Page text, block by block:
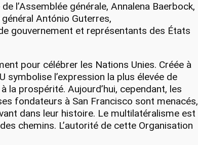
l’Assemblée générale, Annalena Baerbock,
António Guterres,
gouvernement et représentants des États
pour célébrer les Nations Unies. Créée à
symbolise l’expression la plus élevée de
la prospérité. Aujourd’hui, cependant, les
fondateurs à San Francisco sont menacés,
dans leur histoire. Le multilatéralisme est
chemins. L’autorité de cette Organisation